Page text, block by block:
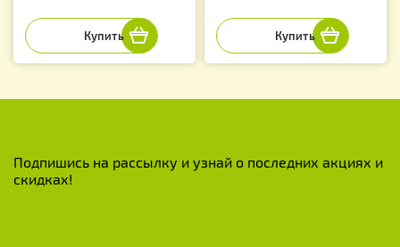
Подпишись на рассылку и узнай о последних акциях и
скидках!